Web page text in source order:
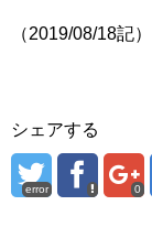
（2019/08/18記）
シェアする
error 0